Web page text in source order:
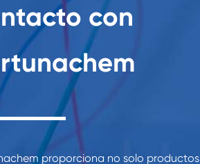
con
proporciona no solo productos